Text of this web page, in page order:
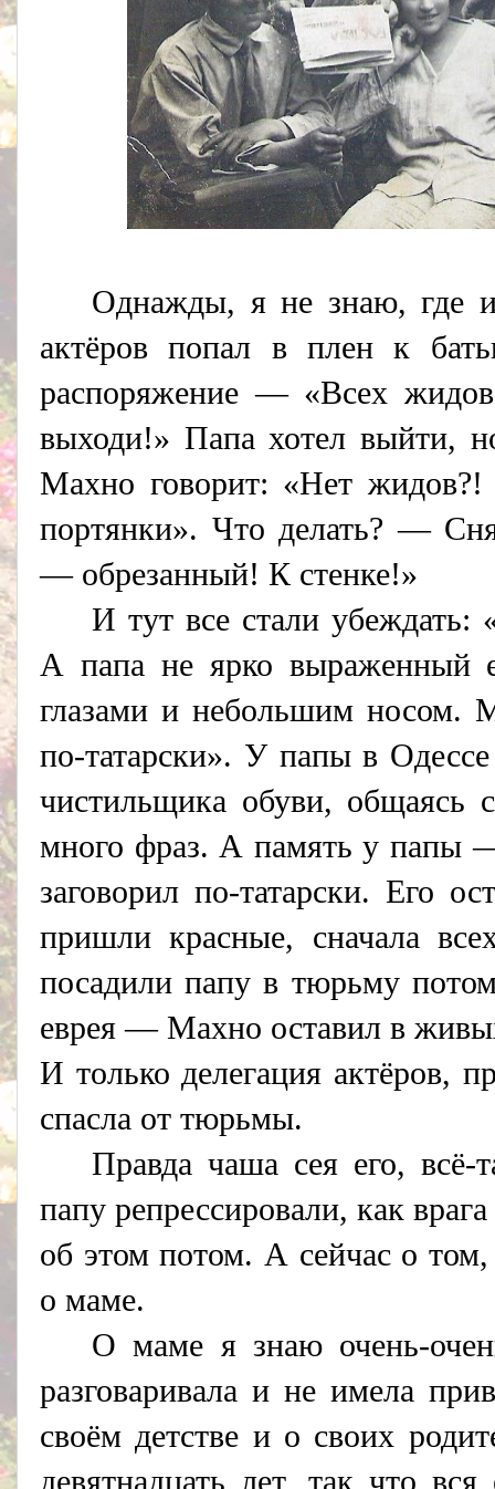
Однажды, я не знаю, где
актёров попал в плен к
распоряжение — «Всех
выходи!» Папа хотел выйти,
Махно говорит: «Нет жидов?!
портянки». Что делать? —
— обрезанный! К стенке!»
И тут все стали
А папа не ярко выраженный
глазами и небольшим носом.
по-татарски». У папы в
чистильщика обуви, общаясь
много фраз. А память у папы
заговорил по-татарски. Его
пришли красные, сначала
посадили папу в тюрьму
еврея — Махно оставил в
И только делегация актёров,
спасла от тюрьмы.
Правда чаша сея его,
папу репрессировали, как
об этом потом. А сейчас о
о маме.
О маме я знаю очень-
разговаривала и не имела
своём детстве и о своих
девятнадцать лет, так что